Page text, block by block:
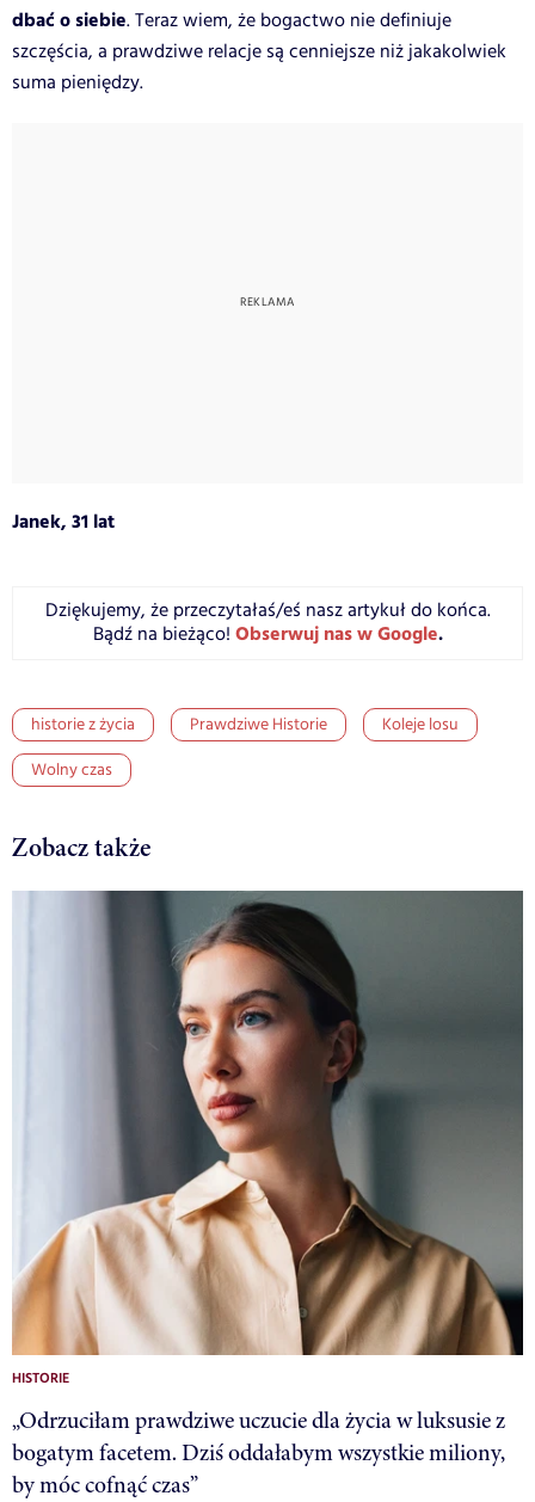
dbać o siebie. Teraz wiem, że bogactwo nie definiuje
szczęścia, a prawdziwe relacje są cenniejsze niż jakakolwiek
suma pieniędzy.
Janek, 31 lat
Dziękujemy, że przeczytałaś/eś nasz artykuł do końca.
Bądź na bieżąco! Obserwuj nas w Google.
historie z życia Prawdziwe Historie
Koleje losu
Wolny czas
Zobacz także
HISTORIE
„Odrzuciłam prawdziwe uczucie dla życia w luksusie z
bogatym facetem. Dziś oddałabym wszystkie miliony,
by móc cofnąć czas”